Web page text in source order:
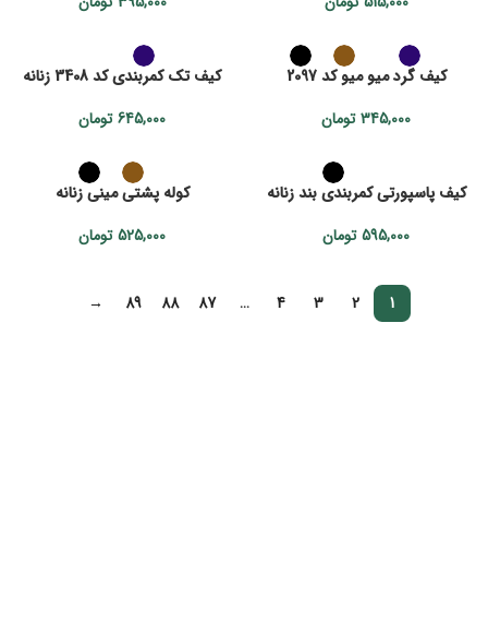
کیف گرد میو میو کد 2097
345,000 تومان
کیف تک کمربندی کد 3408 زنانه
645,000 تومان
کیف پاسپورتی کمربندی بند زنانه
595,000 تومان
کوله پشتی مینی زنانه
525,000 تومان
1
2
3
4
…
87
88
89
→